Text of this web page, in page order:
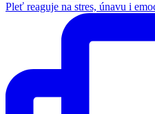
Pleť reaguje na stres, únavu i